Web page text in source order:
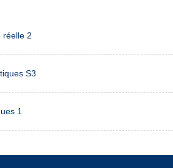
réelle 2
S3
1